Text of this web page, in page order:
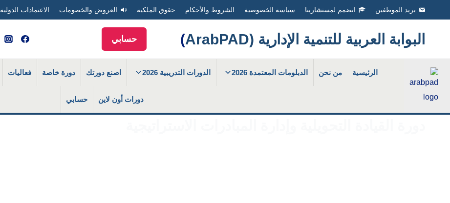
to
بريد الموظفين انضمم لمستشارينا سياسة الخصوصية الشروط والأحكام حقوق الملكية العروض والخصومات الاعتمادات الدولية
البوابة العربية للتنمية الإدارية (ArabPAD ) حسابي
الرئيسية من نحن الدبلومات المعتمدة 2026 الدورات التدريبية 2026 اصنع دورتك دورة خاصة فعاليات
دورات أون لاين حسابي